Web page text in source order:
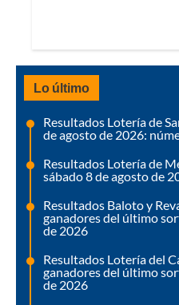
Lo último
Resultados Lotería de
de agosto de 2026:
Resultados Lotería de
sábado 8 de agosto de
Resultados Baloto y
ganadores del último
de 2026
Resultados Lotería del
ganadores del último
de 2026